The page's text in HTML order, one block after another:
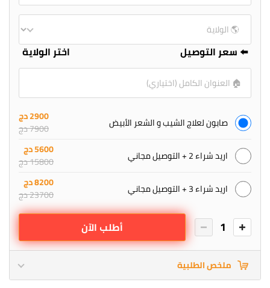
⬅️ سعر التوصيل اختر الولاية
صابون لعلاج الشيب و الشعر الأبيض
2900 دج
7900 دج
اريد شراء 2 + التوصيل مجاني
5600 دج
15800 دج
اريد شراء 3 + التوصيل مجاني
8200 دج
23700 دج
1 أطلب الآن
ملخص الطلبية